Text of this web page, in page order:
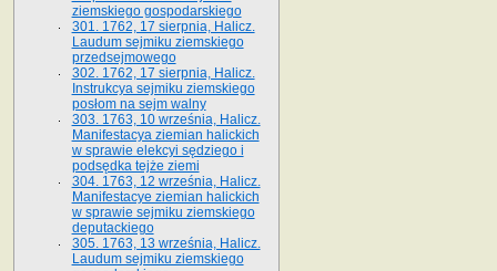
ziemskiego gospodarskiego
301. 1762, 17 sierpnia, Halicz.
Laudum sejmiku ziemskiego
przedsejmowego
302. 1762, 17 sierpnia, Halicz.
Instrukcya sejmiku ziemskiego
posłom na sejm walny
303. 1763, 10 września, Halicz.
Manifestacya ziemian halickich
w sprawie elekcyi sędziego i
podsędka tejże ziemi
304. 1763, 12 września, Halicz.
Manifestacye ziemian halickich
w sprawie sejmiku ziemskiego
deputackiego
305. 1763, 13 września, Halicz.
Laudum sejmiku ziemskiego